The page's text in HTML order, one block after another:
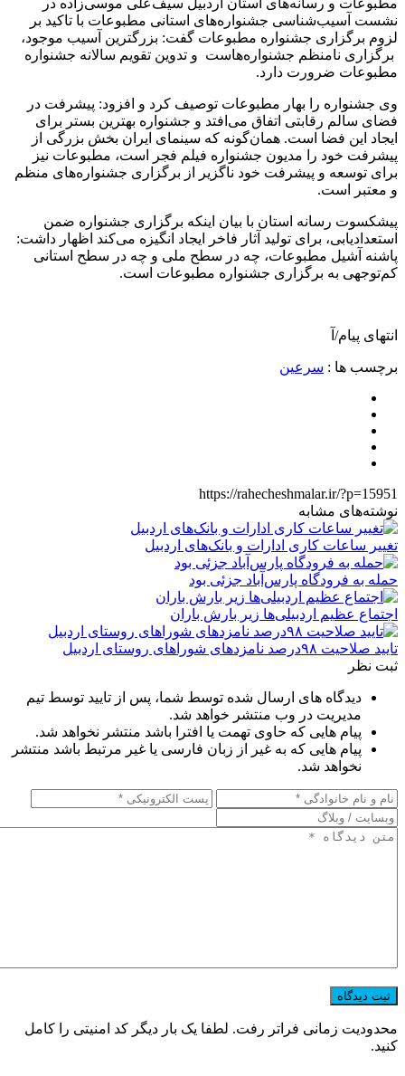
مطبوعات و رسانه‌های استان اردبیل سیف‌علی موسی‌زاده در
نشست آسیب‌شناسی جشنواره‌های استانی مطبوعات با تاکید بر
لزوم برگزاری جشنواره مطبوعات گفت: بزرگترین آسیب موجود،
برگزاری نامنظم جشنواره‌هاست و تدوین تقویم سالانه جشنواره
مطبوعات ضرورت دارد.
وی جشنواره را بهار مطبوعات توصیف کرد و افزود: پیشرفت در
فضای سالم رقابتی اتفاق می‌افتد و جشنواره بهترین بستر برای
ایجاد این فضا است. همان‌گونه که سینمای ایران بخش بزرگی از
پیشرفت خود را مدیون جشنواره فیلم فجر است، مطبوعات نیز
برای توسعه و پیشرفت خود ناگزیر از برگزاری جشنواره‌های منظم
و معتبر است.
پیشکسوت رسانه استان با بیان اینکه برگزاری جشنواره ضمن
استعدادیابی، برای تولید آثار فاخر ایجاد انگیزه می‌کند اظهار داشت:
پاشنه آشیل مطبوعات، چه در سطح ملی و چه در سطح استانی
کم‌توجهی به برگزاری جشنواره مطبوعات است.
انتهای پیام/آ
برچسب ها : سرعین
https://rahecheshmalar.ir/?p=15951
نوشته‌های مشابه
تغییر ساعات کاری ادارات و بانک‌های اردبیل
حمله به فرودگاه پارس‌‌آباد جزئی بود
اجتماع عظیم اردبیلی‌ها زیر بارش باران
تایید صلاحیت ۹۸درصد نامزدهای شوراهای روستای اردبیل
ثبت نظر
دیدگاه های ارسال شده توسط شما، پس از تایید توسط تیم
مدیریت در وب منتشر خواهد شد.
پیام هایی که حاوی تهمت یا افترا باشد منتشر نخواهد شد.
پیام هایی که به غیر از زبان فارسی یا غیر مرتبط باشد منتشر
نخواهد شد.
محدودیت زمانی فراتر رفت. لطفا یک بار دیگر کد امنیتی را کامل
کنید.